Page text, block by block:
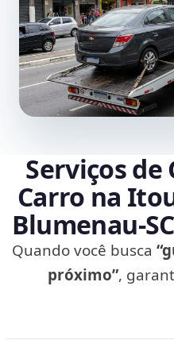
Serviços de
Carro na
Quando você busca
próximo”,